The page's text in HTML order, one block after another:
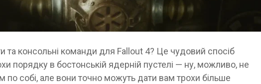
та консольні команди для Fallout 4? Це чудовий спосіб
порядку в бостонській ядерній пустелі — ну, можливо, не
по собі, але вони точно можуть дати вам трохи більше